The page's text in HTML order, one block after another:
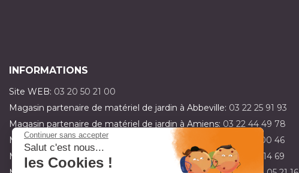
Continuer sans accepter
Salut c'est nous...
les Cookies !
INFORMATIONS
Site WEB: 03 20 50 21 00
Magasin partenaire de matériel de jardin à Abbeville: 03 22 25 91 93
Magasin partenaire de matériel de jardin à Amiens: 03 22 44 49 78
Magasin partenaire de matériel de jardin à Dainville:
03 21 15 00 46
Magasin partenaire de matériel de jardin à Fillièvres:03 21 47 14 69